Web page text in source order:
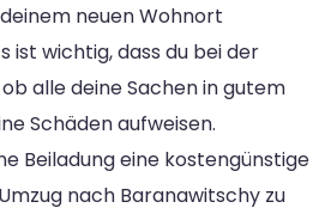
neuen Wohnort
ist wichtig, dass du bei der
alle deine Sachen in gutem
Schäden aufweisen.
Beiladung eine kostengünstige
nach Baranawitschy zu